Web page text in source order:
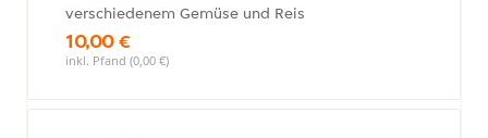
verschiedenem Gemüse und Reis
10,00 €
inkl. Pfand (0,00 €)